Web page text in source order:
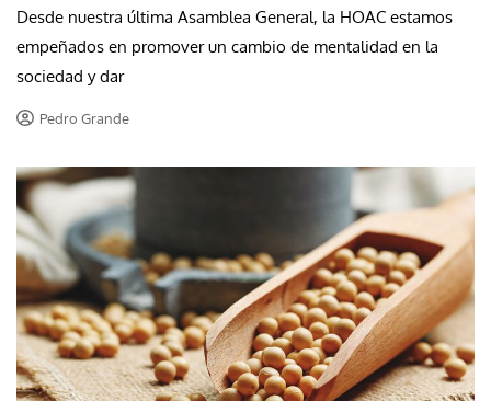
Desde nuestra última Asamblea General, la HOAC estamos
empeñados en promover un cambio de mentalidad en la
sociedad y dar
Pedro Grande